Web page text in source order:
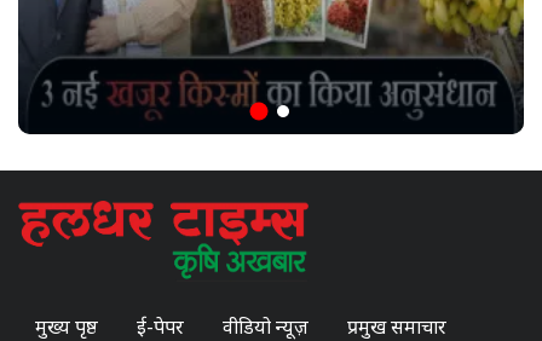
मुख्य पृष्ठ ई-पेपर वीडियो न्यूज़ प्रमुख समाचार